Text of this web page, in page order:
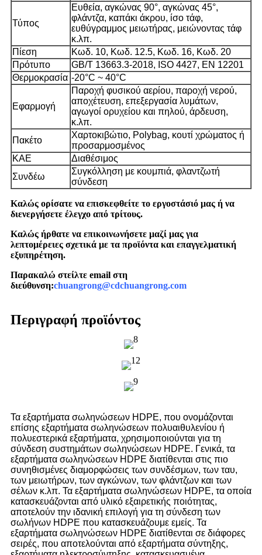
Τύπος
Ευθεία, αγκώνας 90°, αγκώνας 45°,
φλάντζα, καπάκι άκρου, ίσο τάφ,
ευθύγραμμος μειωτήρας, μειώνοντας τάφ
κ.λπ.
Πίεση
Κωδ. 10, Κωδ. 12.5, Κωδ. 16, Κωδ. 20
Πρότυπο
GB/T 13663.3-2018, ISO 4427, EN 12201
Θερμοκρασία -20°C ~ 40°C
Εφαρμογή
Παροχή φυσικού αερίου, παροχή νερού,
αποχέτευση, επεξεργασία λυμάτων,
αγωγοί ορυχείου και πηλού, άρδευση,
κ.λπ.
Πακέτο
Χαρτοκιβώτιο, Polybag, κουτί χρώματος ή
προσαρμοσμένος
ΚΑΕ
Διαθέσιμος
Συνδέω
Συγκόλληση με κουμπιά, φλαντζωτή
σύνδεση
Καλώς ορίσατε να επισκεφθείτε το εργοστάσιό μας ή να
διενεργήσετε έλεγχο από τρίτους.
Καλώς ήρθατε να επικοινωνήσετε μαζί μας για
λεπτομέρειες σχετικά με τα προϊόντα και επαγγελματική
εξυπηρέτηση.
Παρακαλώ στείλτε email στη
διεύθυνση:chuangrong@cdchuangrong.com
Περιγραφή προϊόντος
Τα εξαρτήματα σωληνώσεων HDPE, που ονομάζονται
επίσης εξαρτήματα σωληνώσεων πολυαιθυλενίου ή
πολυεστερικά εξαρτήματα, χρησιμοποιούνται για τη
σύνδεση συστημάτων σωληνώσεων HDPE. Γενικά, τα
εξαρτήματα σωληνώσεων HDPE διατίθενται στις πιο
συνηθισμένες διαμορφώσεις των συνδέσμων, των ταυ,
των μειωτήρων, των αγκώνων, των φλάντζων και των
σέλων κ.λπ. Τα εξαρτήματα σωληνώσεων HDPE, τα οποία
κατασκευάζονται από υλικό εξαιρετικής ποιότητας,
αποτελούν την ιδανική επιλογή για τη σύνδεση των
σωλήνων HDPE που κατασκευάζουμε εμείς. Τα
εξαρτήματα σωληνώσεων HDPE διατίθενται σε διάφορες
σειρές, που αποτελούνται από εξαρτήματα σύντηξης,